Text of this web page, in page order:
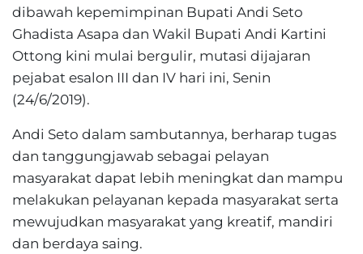
dibawah kepemimpinan Bupati Andi Seto
Ghadista Asapa dan Wakil Bupati Andi Kartini
Ottong kini mulai bergulir, mutasi dijajaran
pejabat esalon III dan IV hari ini, Senin
(24/6/2019).
Andi Seto dalam sambutannya, berharap tugas
dan tanggungjawab sebagai pelayan
masyarakat dapat lebih meningkat dan mampu
melakukan pelayanan kepada masyarakat serta
mewujudkan masyarakat yang kreatif, mandiri
dan berdaya saing.